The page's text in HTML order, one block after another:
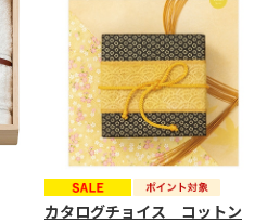
カタログチョイス コットン